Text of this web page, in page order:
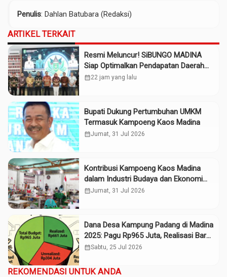
Penulis: Dahlan Batubara (Redaksi)
ARTIKEL TERKAIT
Resmi Meluncur! SiBUNGO MADINA
Siap Optimalkan Pendapatan Daerah
Madina
calendar_month22 jam yang lalu
Bupati Dukung Pertumbuhan UMKM
Termasuk Kampoeng Kaos Madina
calendar_monthJumat, 31 Jul 2026
Kontribusi Kampoeng Kaos Madina
dalam Industri Budaya dan Ekonomi
Daerah
calendar_monthJumat, 31 Jul 2026
Dana Desa Kampung Padang di Madina
2025: Pagu Rp965 Juta, Realisasi Baru
Rp661 Juta
calendar_monthSabtu, 25 Jul 2026
REKOMENDASI UNTUK ANDA